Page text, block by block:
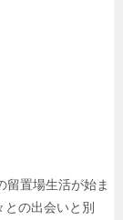
置場生活が始ま
との出会いと別